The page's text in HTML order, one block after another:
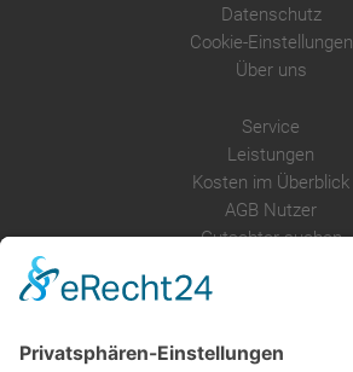
Datenschutz
Cookie-Einstellungen
Über uns
Service
Leistungen
Kosten im Überblick
AGB Nutzer
Gutachter suchen
Anfrage